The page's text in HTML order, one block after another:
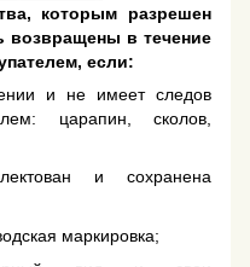
которым разрешен
возвращены в течение
если:
и не имеет следов
царапин, сколов,
и сохранена
маркировка;